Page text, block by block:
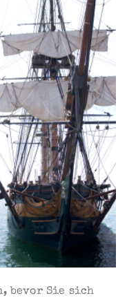
bevor Sie sich